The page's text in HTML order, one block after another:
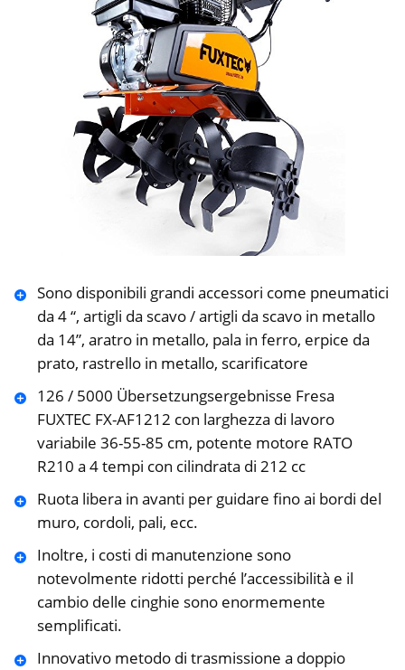
Sono disponibili grandi accessori come pneumatici
da 4 “, artigli da scavo / artigli da scavo in metallo
da 14”, aratro in metallo, pala in ferro, erpice da
prato, rastrello in metallo, scarificatore
126 / 5000 Übersetzungsergebnisse Fresa
FUXTEC FX-AF1212 con larghezza di lavoro
variabile 36-55-85 cm, potente motore RATO
R210 a 4 tempi con cilindrata di 212 cc
Ruota libera in avanti per guidare fino ai bordi del
muro, cordoli, pali, ecc.
Inoltre, i costi di manutenzione sono
notevolmente ridotti perché l’accessibilità e il
cambio delle cinghie sono enormemente
semplificati.
Innovativo metodo di trasmissione a doppio